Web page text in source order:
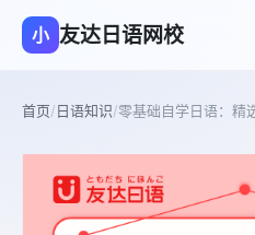
小 友达日语网校
首页/日语知识/零基础自学日语：精